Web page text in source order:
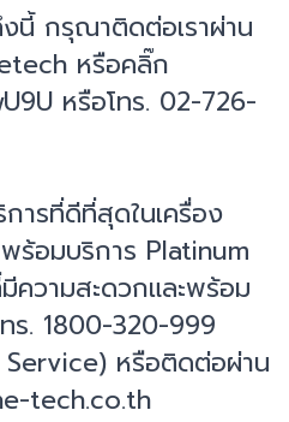
นี้ กรุณาติดต่อเราผ่าน
หรือคลิ๊ก
หรือโทร. 02-726-
ารที่ดีที่สุดในเครื่อง
ร้อมบริการ Platinum
วามสะดวกและพร้อม
ร. 1800-320-999
หรือติดต่อผ่าน
tech.co.th